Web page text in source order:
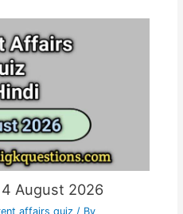
August 2026
affairs quiz / By